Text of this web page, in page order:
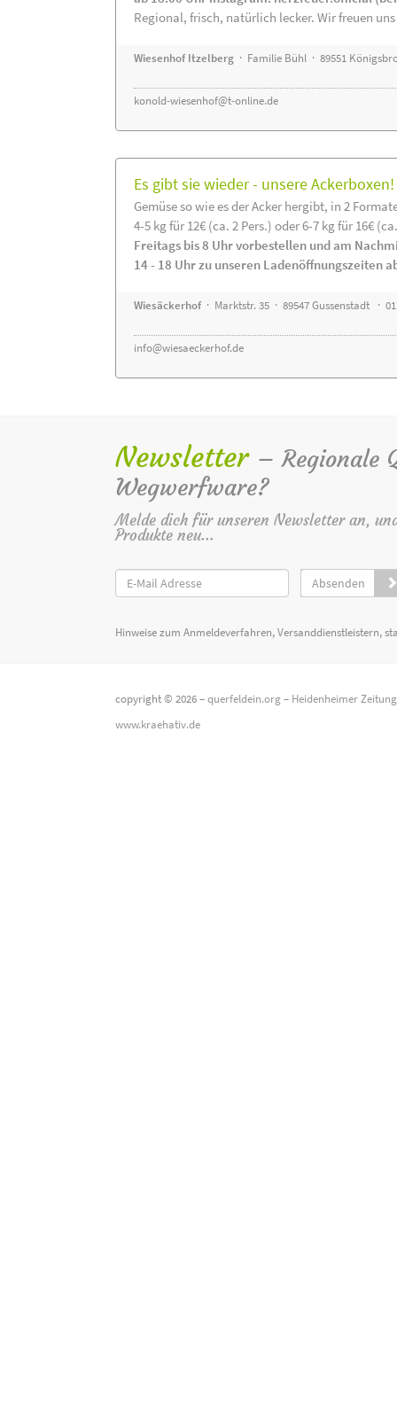
Regional, frisch, natürlich lecker. Wir freuen
Wiesenhof Itzelberg · Familie Bühl · 89551
konold-wiesenhof@t-online.de
Es gibt sie wieder - unsere Ackerboxen!
Gemüse so wie es der Acker hergibt, in 2
4-5 kg für 12€ (ca. 2 Pers.) oder 6-7 kg für 16€
Freitags bis 8 Uhr vorbestellen und am
14 - 18 Uhr zu unseren Ladenöffnungszeiten
Wiesäckerhof· Marktstr. 35 · 89547 Gussenstadt ·
info@wiesaeckerhof.de
Newsletter – Regionale
Wegwerfware?
Melde dich für unseren Newsletter an,
Produkte neu...
Absenden
Hinweise zum Anmeldeverfahren, Versanddienstleistern,
copyright © 2026 –querfeldein.org– Heidenheimer
www.kraehativ.de